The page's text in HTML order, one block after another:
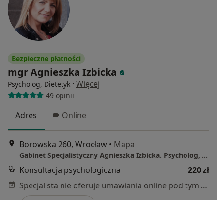
Bezpieczne płatności
mgr Agnieszka Izbicka
Psycholog, Dietetyk · Więcej
49 opinii
Adres Online
Borowska 260, Wrocław • Mapa
Gabinet Specjalistyczny Agnieszka Izbicka. Psycholog, Dietetyk, Psychodietetyk.
Konsultacja psychologiczna
220 zł
Specjalista nie oferuje umawiania online pod tym adresem.